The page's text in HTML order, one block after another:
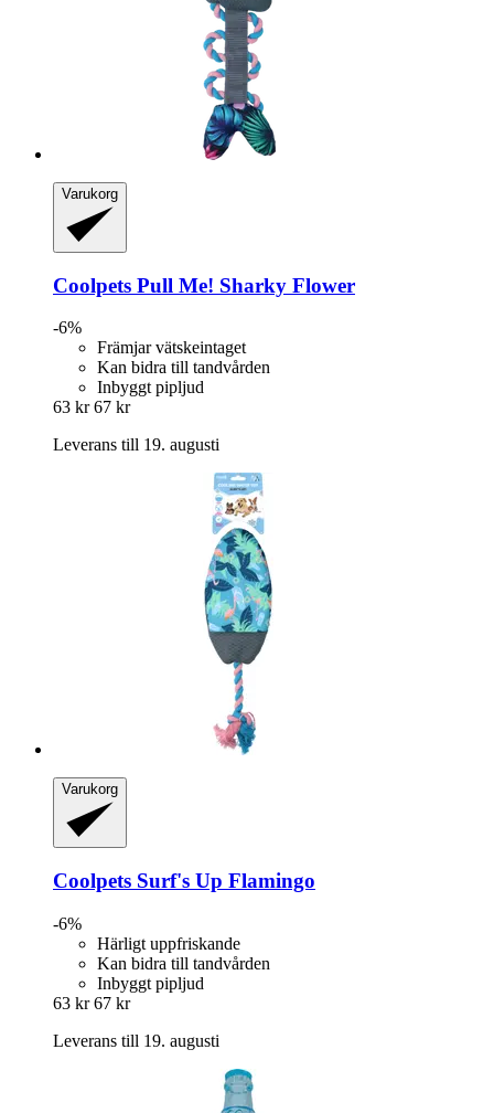
Varukorg
Coolpets Pull Me! Sharky Flower
-6%
Främjar vätskeintaget
Kan bidra till tandvården
Inbyggt pipljud
63 kr 67 kr
Leverans till 19. augusti
Varukorg
Coolpets Surf's Up Flamingo
-6%
Härligt uppfriskande
Kan bidra till tandvården
Inbyggt pipljud
63 kr 67 kr
Leverans till 19. augusti